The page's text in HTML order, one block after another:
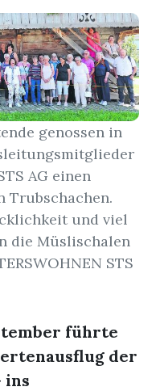
genossen in
AG einen
Trubschachen.
und viel
die Müslischalen
STS
führte
der
ins